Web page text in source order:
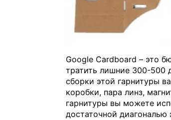
Google Cardboard – это
тратить лишние 300-500
сборки этой гарнитуры
коробки, пара линз,
гарнитуры вы можете
достаточной диагональю